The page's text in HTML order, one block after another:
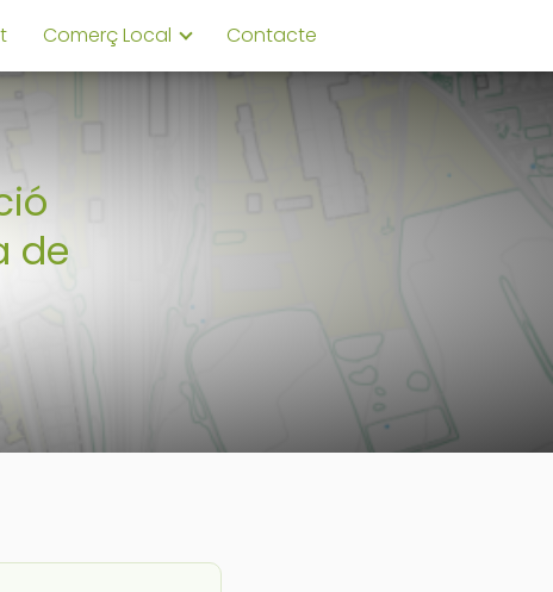
Comerç Local Contacte
de